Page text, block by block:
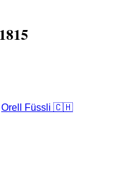
Orell Füssli 🇨🇭